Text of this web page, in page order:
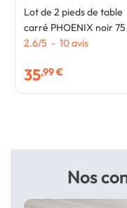
Lot de 2 pieds de table
carré PHOENIX noir
2.6/5 - 10avis
35,99 €
Nos